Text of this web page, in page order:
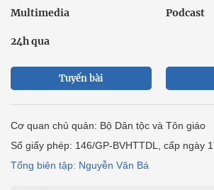
Multimedia Podcast
24h qua
Tuyến bài
Cơ quan chủ quản: Bộ Dân tộc và Tôn giáo
Số giấy phép: 146/GP-BVHTTDL, cấp ngày
Tổng biên tập: Nguyễn Văn Bá